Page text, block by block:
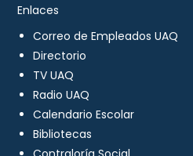
Enlaces
Correo de Empleados UAQ
Directorio
TV UAQ
Radio UAQ
Calendario Escolar
Bibliotecas